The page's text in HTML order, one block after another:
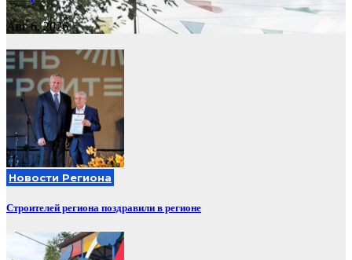
Авг 6, 2026
Новости Региона
Строителей региона поздравили в регионе